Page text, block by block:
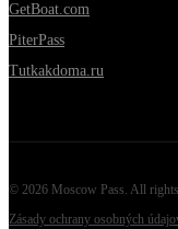
GetBoat.com
PiterPass
Tutkakdoma.ru
© 2026 Moscow Pass. All
Zásady ochrany osobných